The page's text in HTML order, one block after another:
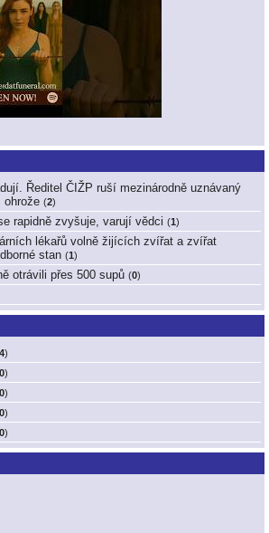
Ředitel ČIŽP ruší mezinárodně uznávaný
ohrože (2)
rapidně zvyšuje, varují vědci (1)
lékařů volně žijících zvířat a zvířat
stan (1)
otrávili přes 500 supů (0)
4)
0)
0)
0)
0)